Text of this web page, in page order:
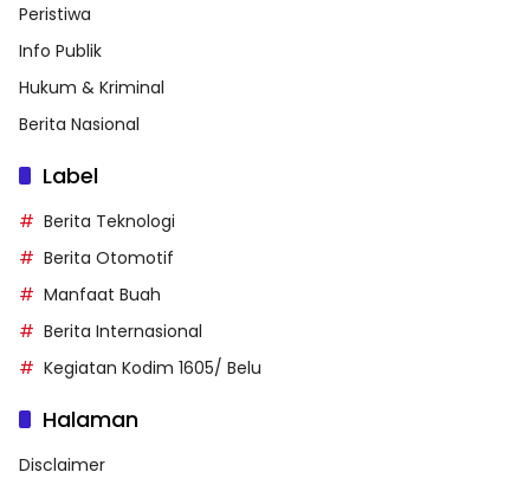
Peristiwa
Info Publik
Hukum & Kriminal
Berita Nasional
Label
Berita Teknologi
Berita Otomotif
Manfaat Buah
Berita Internasional
Kegiatan Kodim 1605/ Belu
Halaman
Disclaimer